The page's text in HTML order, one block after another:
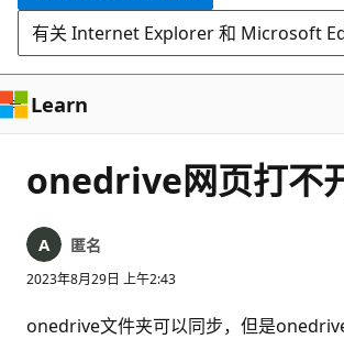
有关 Internet Explorer 和 Microsoft
Learn
onedrive网页打不
匿名
2023年8月29日 上午2:43
onedrive文件夹可以同步，但是